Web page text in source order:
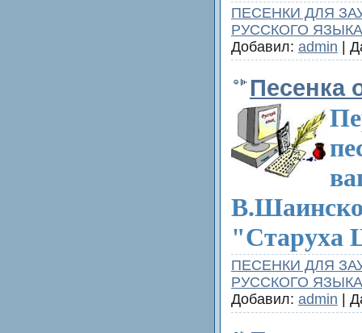
ПЕСЕНКИ ДЛЯ
РУССКОГО ЯЗЫКА
Добавил: admin |
Песенка
"Старуха
ПЕСЕНКИ ДЛЯ
РУССКОГО ЯЗЫКА
Добавил: admin |